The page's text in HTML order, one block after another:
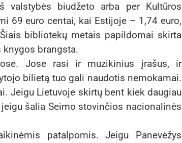
valstybės biudžeto arba per Kultūros
69 euro centai, kai Estijoje – 1,74 euro,
bibliotekų metais papildomai skirta
knygos brangsta.
Jose rasi ir muzikinius įrašus, ir
bilietą tuo gali naudotis nemokamai.
Jeigu Lietuvoje skirtų bent kiek daugiau
šalia Seimo stovinčios nacionalinės
patalpomis. Jeigu Panevėžys